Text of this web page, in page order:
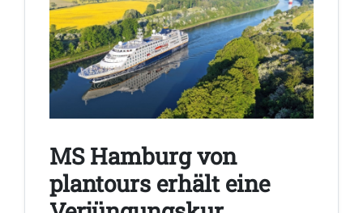
MS Hamburg von
plantours erhält eine